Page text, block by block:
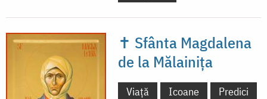
✝ Sfânta Magdalena
de la Mălainița
Viață Icoane
Predici